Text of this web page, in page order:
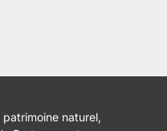
naturel,